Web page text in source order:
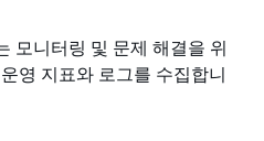
모니터링 및 문제 해결을 위
영 지표와 로그를 수집합니